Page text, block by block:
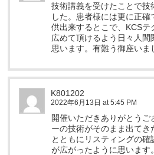
技術講義を受けたことで技
した。患者様には更に正
供出来するとこで、KCS
広めて頂けるよう日々人間
思います。有難う御座いま
K801202
2022年6月13日 at 5:45 PM
開催いただきありがとう
ーの技術がそのまま出てき
とともにリスティングの
が広がったように思います。